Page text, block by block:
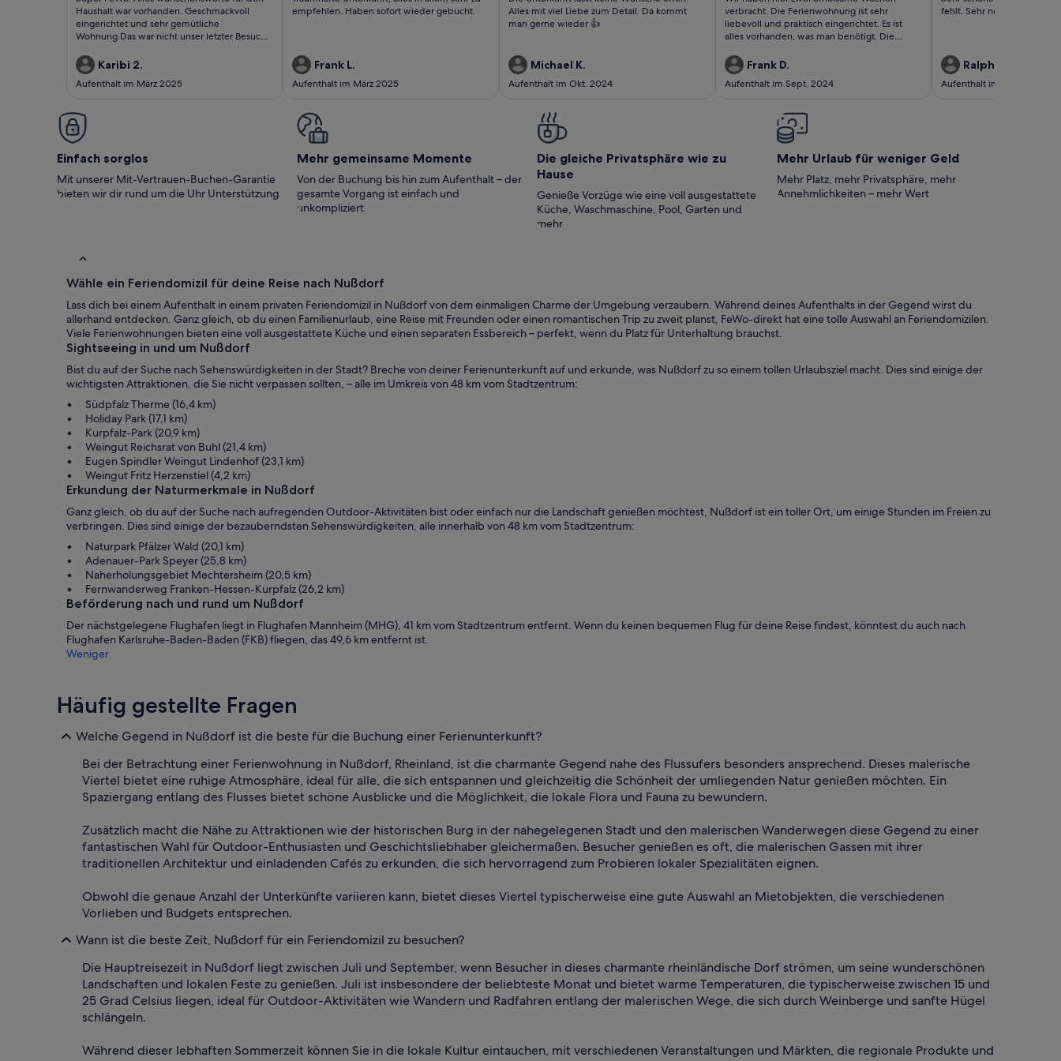
bewertungen)
Haushalt war vorhanden. Geschmackvoll
eingerichtet und sehr gemütliche
Wohnung.Das war nicht unser letzter Besuch
Karibi 2.
Aufenthalt im März 2025
bewertungen)
empfehlen. Haben sofort wieder gebucht.
Frank L.
Aufenthalt im März 2025
bewertungen)
Alles mit viel Liebe zum Detail. Da kommt
man gerne wieder 👍
Michael K.
Aufenthalt im Okt. 2024
bewertungen)
verbracht. Die Ferienwohnung ist sehr
liebevoll und praktisch eingerichtet. Es ist
alles vorhanden, was man benötigt. Die
und zuvorkommend.
Frank D.
Aufenthalt im Sept. 2024
bewertungen)
fehlt. Sehr nette Vermieter.
Ralph H.
Aufenthalt im Mai 2024
Einfach sorglos
Mit unserer Mit-Vertrauen-Buchen-Garantie
bieten wir dir rund um die Uhr Unterstützung
Mehr gemeinsame Momente
Von der Buchung bis hin zum Aufenthalt – der
gesamte Vorgang ist einfach und
unkompliziert
Die gleiche Privatsphäre wie zu
Hause
Genieße Vorzüge wie eine voll ausgestattete
Küche, Waschmaschine, Pool, Garten und
mehr
Mehr Urlaub für weniger Geld
Mehr Platz, mehr Privatsphäre, mehr
Annehmlichkeiten – mehr Wert
Wähle ein Feriendomizil für deine Reise nach Nußdorf
Lass dich bei einem Aufenthalt in einem privaten Feriendomizil in Nußdorf von dem einmaligen Charme der Umgebung verzaubern. Während deines Aufenthalts in der Gegend wirst du
allerhand entdecken. Ganz gleich, ob du einen Familienurlaub, eine Reise mit Freunden oder einen romantischen Trip zu zweit planst, FeWo-direkt hat eine tolle Auswahl an Feriendomizilen.
Viele Ferienwohnungen bieten eine voll ausgestattete Küche und einen separaten Essbereich – perfekt, wenn du Platz für Unterhaltung brauchst.
Sightseeing in und um Nußdorf
Bist du auf der Suche nach Sehenswürdigkeiten in der Stadt? Breche von deiner Ferienunterkunft auf und erkunde, was Nußdorf zu so einem tollen Urlaubsziel macht. Dies sind einige der
wichtigsten Attraktionen, die Sie nicht verpassen sollten, – alle im Umkreis von 48 km vom Stadtzentrum:
Südpfalz Therme (16,4 km)
Holiday Park (17,1 km)
Kurpfalz-Park (20,9 km)
Weingut Reichsrat von Buhl (21,4 km)
Eugen Spindler Weingut Lindenhof (23,1 km)
Weingut Fritz Herzenstiel (4,2 km)
Erkundung der Naturmerkmale in Nußdorf
Ganz gleich, ob du auf der Suche nach aufregenden Outdoor-Aktivitäten bist oder einfach nur die Landschaft genießen möchtest, Nußdorf ist ein toller Ort, um einige Stunden im Freien zu
verbringen. Dies sind einige der bezauberndsten Sehenswürdigkeiten, alle innerhalb von 48 km vom Stadtzentrum:
Naturpark Pfälzer Wald (20,1 km)
Adenauer-Park Speyer (25,8 km)
Naherholungsgebiet Mechtersheim (20,5 km)
Fernwanderweg Franken-Hessen-Kurpfalz (26,2 km)
Beförderung nach und rund um Nußdorf
Der nächstgelegene Flughafen liegt in Flughafen Mannheim (MHG), 41 km vom Stadtzentrum entfernt. Wenn du keinen bequemen Flug für deine Reise findest, könntest du auch nach
Flughafen Karlsruhe-Baden-Baden (FKB) fliegen, das 49,6 km entfernt ist.
Weniger
Häufig gestellte Fragen
Welche Gegend in Nußdorf ist die beste für die Buchung einer Ferienunterkunft?
Bei der Betrachtung einer Ferienwohnung in Nußdorf, Rheinland, ist die charmante Gegend nahe des Flussufers besonders ansprechend. Dieses malerische
Viertel bietet eine ruhige Atmosphäre, ideal für alle, die sich entspannen und gleichzeitig die Schönheit der umliegenden Natur genießen möchten. Ein
Spaziergang entlang des Flusses bietet schöne Ausblicke und die Möglichkeit, die lokale Flora und Fauna zu bewundern.
Zusätzlich macht die Nähe zu Attraktionen wie der historischen Burg in der nahegelegenen Stadt und den malerischen Wanderwegen diese Gegend zu einer
fantastischen Wahl für Outdoor-Enthusiasten und Geschichtsliebhaber gleichermaßen. Besucher genießen es oft, die malerischen Gassen mit ihrer
traditionellen Architektur und einladenden Cafés zu erkunden, die sich hervorragend zum Probieren lokaler Spezialitäten eignen.
Obwohl die genaue Anzahl der Unterkünfte variieren kann, bietet dieses Viertel typischerweise eine gute Auswahl an Mietobjekten, die verschiedenen
Vorlieben und Budgets entsprechen.
Wann ist die beste Zeit, Nußdorf für ein Feriendomizil zu besuchen?
Die Hauptreisezeit in Nußdorf liegt zwischen Juli und September, wenn Besucher in dieses charmante rheinländische Dorf strömen, um seine wunderschönen
Landschaften und lokalen Feste zu genießen. Juli ist insbesondere der beliebteste Monat und bietet warme Temperaturen, die typischerweise zwischen 15 und
25 Grad Celsius liegen, ideal für Outdoor-Aktivitäten wie Wandern und Radfahren entlang der malerischen Wege, die sich durch Weinberge und sanfte Hügel
schlängeln.
Während dieser lebhaften Sommerzeit können Sie in die lokale Kultur eintauchen, mit verschiedenen Veranstaltungen und Märkten, die regionale Produkte und